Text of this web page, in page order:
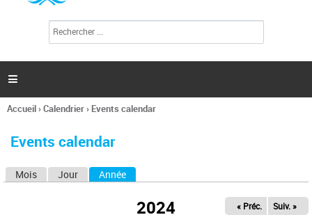
l
c
h
e

Vous
ici
Accueil›Calendrier› Events calendar
Events calendar
Mois Jour Année
2024 « Préc. Suiv. »